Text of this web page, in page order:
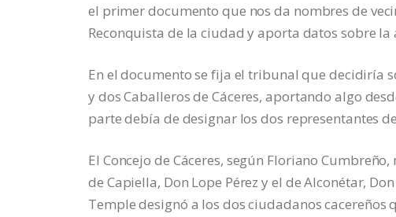
el primer documento que nos da nombres de
Reconquista de la ciudad y aporta datos sobre
En el documento se fija el tribunal que decidiría
y dos Caballeros de Cáceres, aportando algo
parte debía de designar los dos representantes
El Concejo de Cáceres, según Floriano
de Capiella, Don Lope Pérez y el de Alconétar,
Temple designó a los dos ciudadanos cacereños